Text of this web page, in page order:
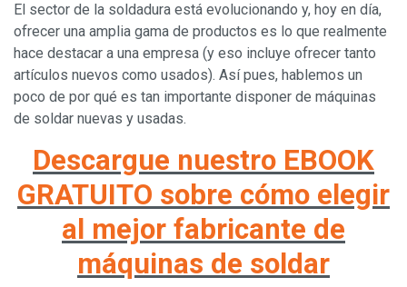
El sector de la soldadura está evolucionando y, hoy en día,
ofrecer una amplia gama de productos es lo que realmente
hace destacar a una empresa (y eso incluye ofrecer tanto
artículos nuevos como usados). Así pues, hablemos un
poco de por qué es tan importante disponer de máquinas
de soldar nuevas y usadas.
Descargue nuestro EBOOK
GRATUITO sobre cómo elegir
al mejor fabricante de
máquinas de soldar